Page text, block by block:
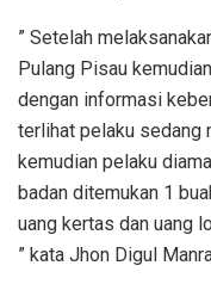
” Setelah
Pulang Pisau
dengan informasi
terlihat pelaku sedang
kemudian pelaku
badan ditemukan 1
uang kertas dan uang
” kata Jhon Digul